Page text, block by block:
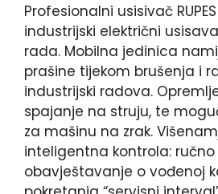
Profesionalni usisivač RUPES
industrijski električni
rada. Mobilna jedinica
prašine tijekom brušenja i
industrijski radova.
spajanje na struju, te
za mašinu na zrak.
inteligentna kontrola:
obavještavanje o vođenoj